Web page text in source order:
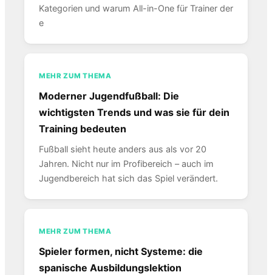
Kategorien und warum All-in-One für Trainer der
e
MEHR ZUM THEMA
Moderner Jugendfußball: Die
wichtigsten Trends und was sie für dein
Training bedeuten
Fußball sieht heute anders aus als vor 20
Jahren. Nicht nur im Profibereich – auch im
Jugendbereich hat sich das Spiel verändert.
MEHR ZUM THEMA
Spieler formen, nicht Systeme: die
spanische Ausbildungslektion